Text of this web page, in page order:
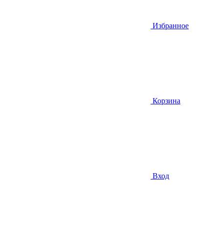
Избранное
Корзина
Вход